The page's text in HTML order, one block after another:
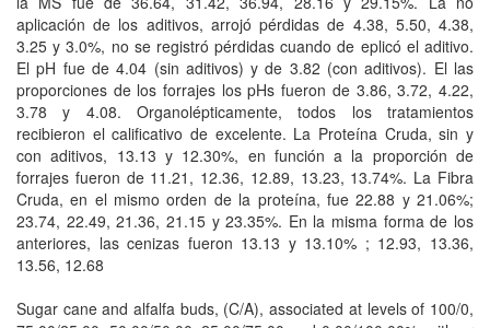
aplicación de los aditivos, arrojó pérdidas de 4.38, 5.50, 4.38,
3.25 y 3.0%, no se registró pérdidas cuando de eplicó el aditivo.
El pH fue de 4.04 (sin aditivos) y de 3.82 (con aditivos). El las
proporciones de los forrajes los pHs fueron de 3.86, 3.72, 4.22,
3.78 y 4.08. Organolépticamente, todos los tratamientos
recibieron el calificativo de excelente. La Proteína Cruda, sin y
con aditivos, 13.13 y 12.30%, en función a la proporción de
forrajes fueron de 11.21, 12.36, 12.89, 13.23, 13.74%. La Fibra
Cruda, en el mismo orden de la proteína, fue 22.88 y 21.06%;
23.74, 22.49, 21.36, 21.15 y 23.35%. En la misma forma de los
anteriores, las cenizas fueron 13.13 y 13.10% ; 12.93, 13.36,
13.56, 12.68
Sugar cane and alfalfa buds, (C/A), associated at levels of 100/0,